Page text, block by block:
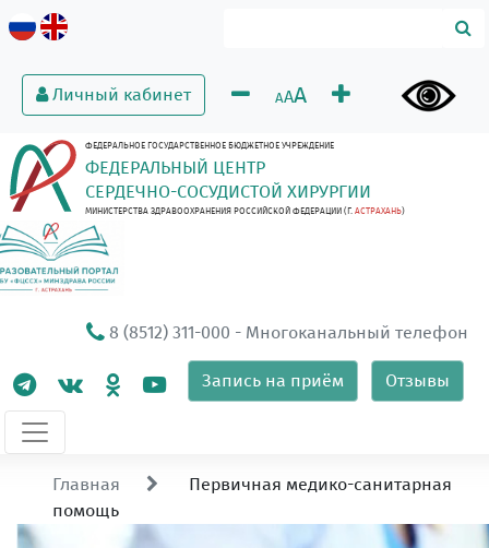
Личный кабинет AAA
ФЕДЕРАЛЬНОЕ ГОСУДАРСТВЕННОЕ БЮДЖЕТНОЕ УЧРЕЖДЕНИЕ
ФЕДЕРАЛЬНЫЙ ЦЕНТР
СЕРДЕЧНО-СОСУДИСТОЙ ХИРУРГИИ
МИНИСТЕРСТВА ЗДРАВООХРАНЕНИЯ РОССИЙСКОЙ ФЕДЕРАЦИИ (Г. АСТРАХАНЬ)
8 (8512) 311-000 - Многоканальный телефон
Запись на приём Отзывы
Главная
Первичная медико-санитарная
помощь